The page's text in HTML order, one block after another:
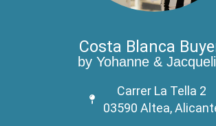
Costa Blanca
by Yohanne &
Carrer La Tella 2
03590 Altea,